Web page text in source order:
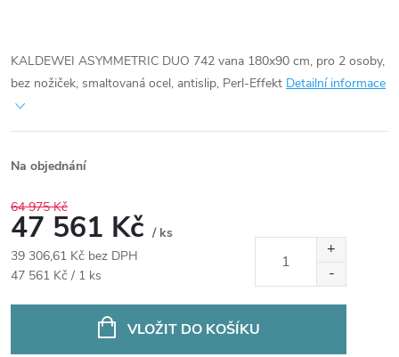
KALDEWEI ASYMMETRIC DUO 742 vana 180x90 cm, pro 2 osoby,
bez nožiček, smaltovaná ocel, antislip, Perl-Effekt Detailní informace
Na objednání
64 975 Kč
47 561 Kč / ks
39 306,61 Kč bez DPH
Měrná
47 561 Kč / 1 ks
VLOŽIT DO KOŠÍKU